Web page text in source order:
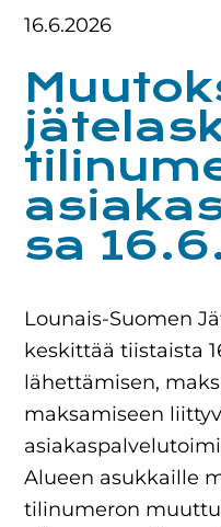
16.6.2026
sa
Lounais-Suomen
keskittää tiistaista
lähettämisen,
maksamiseen
Alueen asukkaille
tilinumeron